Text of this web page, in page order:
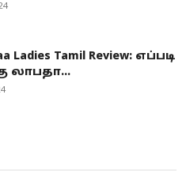
Ladies Tamil Review: எப்படி
லாபதா...